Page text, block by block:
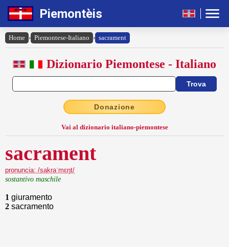
Piemontèis
Home › Piemontese-Italiano › sacrament
Dizionario Piemontese - Italiano
Donazione
Vai al dizionario italiano-piemontese
sacrament
pronuncia: /sakraˈmɛŋt/
sostantivo maschile
1 giuramento
2 sacramento